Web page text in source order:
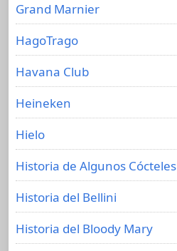
Grand Marnier
HagoTrago
Havana Club
Heineken
Hielo
Historia de Algunos Cócteles
Historia del Bellini
Historia del Bloody Mary